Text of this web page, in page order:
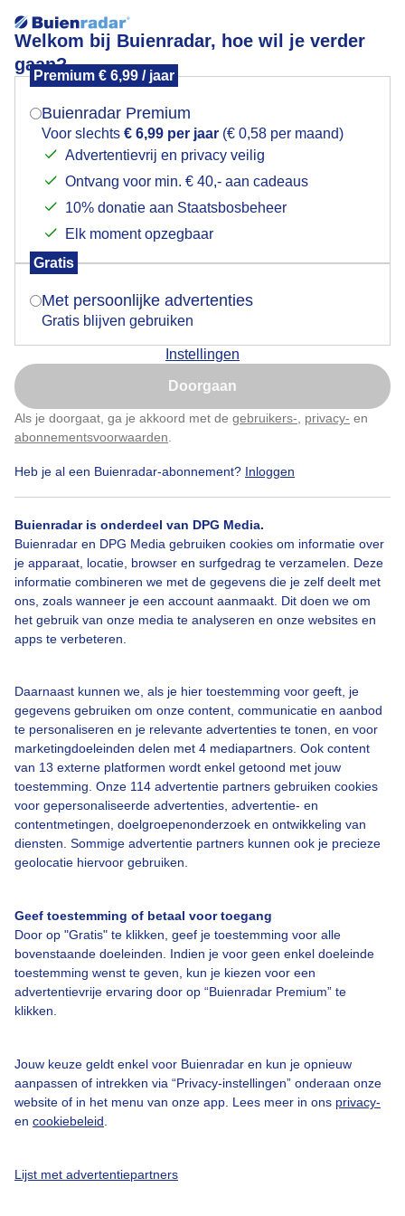
Welkom bij Buienradar, hoe wil je verder
gaan?
Premium € 6,99 / jaar
Buienradar Premium
Voor slechts € 6,99 per jaar (€ 0,58 per maand)
Advertentievrij en privacy veilig
Ontvang voor min. € 40,- aan cadeaus
10% donatie aan Staatsbosbeheer
Elk moment opzegbaar
Gratis
Met persoonlijke advertenties
Gratis blijven gebruiken
Instellingen
Doorgaan
Als je doorgaat, ga je akkoord met de gebruikers- privacy- en
abonnementsvoorwaarden
Heb je al een Buienradar-abonnement? Inloggen
Buienradar is onderdeel van DPG Media.
Buienradar en DPG Media gebruiken cookies om informatie over
je apparaat, locatie, browser en surfgedrag te verzamelen. Deze
informatie combineren we met de gegevens die je zelf deelt met
ons, zoals wanneer je een account aanmaakt. Dit doen we om
het gebruik van onze media te analyseren en onze websites en
apps te verbeteren.
Daarnaast kunnen we, als je hier toestemming voor geeft, je
gegevens gebruiken om onze content, communicatie en aanbod
te personaliseren en je relevante advertenties te tonen, en voor
marketingdoeleinden delen met 4 mediapartners. Ook content
van 13 externe platformen wordt enkel getoond met jouw
toestemming. Onze 114 advertentie partners gebruiken cookies
voor gepersonaliseerde advertenties, advertentie- en
contentmetingen, doelgroepenonderzoek en ontwikkeling van
diensten. Sommige advertentie partners kunnen ook je precieze
geolocatie hiervoor gebruiken.
Geef toestemming of betaal voor toegang
Door op "Gratis" te klikken, geef je toestemming voor alle
bovenstaande doeleinden. Indien je voor geen enkel doeleinde
toestemming wenst te geven, kun je kiezen voor een
advertentievrije ervaring door op “Buienradar Premium” te
klikken.
Jouw keuze geldt enkel voor Buienradar en kun je opnieuw
aanpassen of intrekken via “Privacy-instellingen” onderaan onze
website of in het menu van onze app. Lees meer in ons privacy-
en cookiebeleid
Lijst met advertentiepartners
Een oranje hart in de wolken
Geen idee hoe dit licht ontstaat maar het is heel mooi
en indrukwekkend. Verder heeeel dreigende
wolkenlucht, die later erg mee bleek te vallen. Naar
het Oosten gefotografeerd v.u. Leiden-Merenwijk
Door: Monique Bormans Gemaakt: 13-05-2026, 95x bekeken
Zonlichtindewolken Oranje Wolken
Bekijk slideshow
Een moment geduld aub...
Bedrijfsgegevens
Veelgestelde vragen
Contact
Gebruikersvoorwaarden
Adverteren
Privacy beleid
Mogen we je locatie gebruiken voor het
Indien je hier nog geen akkoord op hebt gegeven,
verschijnt er zo een pop-up uit je browser waarin
Is goed, toon de popup
Nu niet, misschien later
Klik hierom dit aan te passen